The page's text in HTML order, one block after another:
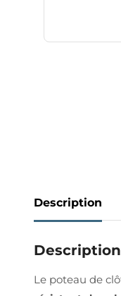
Description
Description
Le poteau de